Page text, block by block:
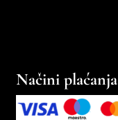
Načini plaćanja